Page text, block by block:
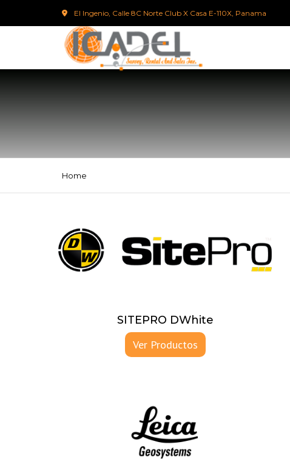
El Ingenio, Calle 8C Norte Club X Casa E-110X, Panama
Home
SITEPRO DWhite
Ver Productos